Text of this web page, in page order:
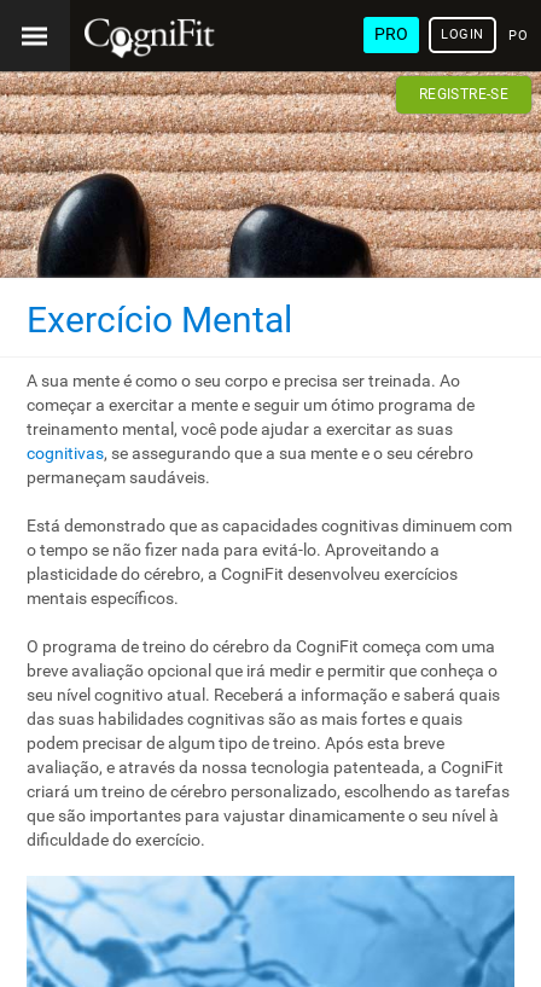
PRO LOGIN
REGISTRE-SE
Exercício Mental
A sua mente é como o seu corpo e precisa ser treinada. Ao
começar a exercitar a mente e seguir um ótimo programa de
treinamento mental, você pode ajudar a exercitar as suas
cognitivas, se assegurando que a sua mente e o seu cérebro
permaneçam saudáveis.
Está demonstrado que as capacidades cognitivas diminuem com
o tempo se não fizer nada para evitá-lo. Aproveitando a
plasticidade do cérebro, a CogniFit desenvolveu exercícios
mentais específicos.
O programa de treino do cérebro da CogniFit começa com uma
breve avaliação opcional que irá medir e permitir que conheça o
seu nível cognitivo atual. Receberá a informação e saberá quais
das suas habilidades cognitivas são as mais fortes e quais
podem precisar de algum tipo de treino. Após esta breve
avaliação, e através da nossa tecnologia patenteada, a CogniFit
criará um treino de cérebro personalizado, escolhendo as tarefas
que são importantes para vajustar dinamicamente o seu nível à
dificuldade do exercício.